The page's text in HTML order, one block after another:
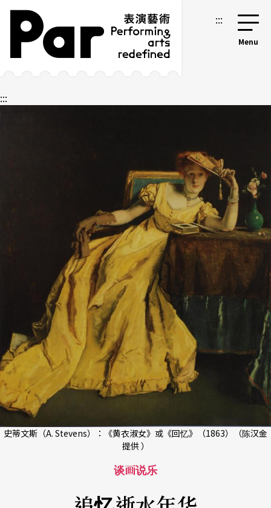
跳到主要内容区块
网站导览 :::
:::
史蒂文斯（A. Stevens）：《黄衣淑女》或《回忆》（1863）（陈汉金
提供 ）
谈画说乐